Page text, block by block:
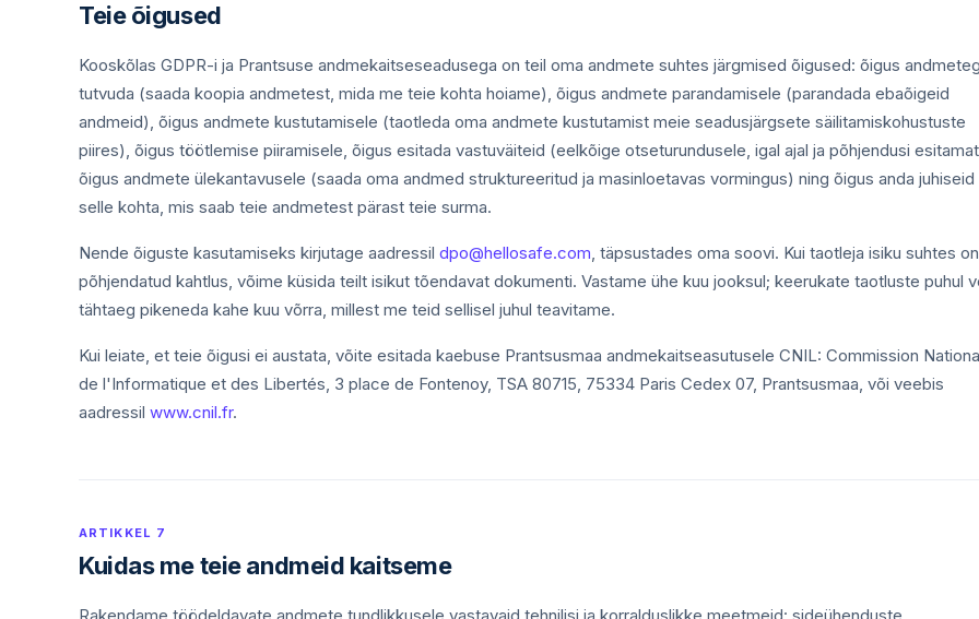
Teie õigused
Kooskõlas GDPR-i ja Prantsuse andmekaitseseadusega on teil oma andmete suhtes järgmised õigused: õigus
tutvuda (saada koopia andmetest, mida me teie kohta hoiame), õigus andmete parandamisele (parandada ebaõigeid
andmeid), õigus andmete kustutamisele (taotleda oma andmete kustutamist meie seadusjärgsete säilitamiskohustuste
piires), õigus töötlemise piiramisele, õigus esitada vastuväiteid (eelkõige otseturundusele, igal ajal ja põhjendusi
õigus andmete ülekantavusele (saada oma andmed struktureeritud ja masinloetavas vormingus) ning õigus anda juhiseid
selle kohta, mis saab teie andmetest pärast teie surma.
Nende õiguste kasutamiseks kirjutage aadressil dpo@hellosafe.com, täpsustades oma soovi. Kui taotleja isiku suhtes on
põhjendatud kahtlus, võime küsida teilt isikut tõendavat dokumenti. Vastame ühe kuu jooksul; keerukate taotluste puhul
tähtaeg pikeneda kahe kuu võrra, millest me teid sellisel juhul teavitame.
Kui leiate, et teie õigusi ei austata, võite esitada kaebuse Prantsusmaa andmekaitseasutusele CNIL: Commission
de l'Informatique et des Libertés, 3 place de Fontenoy, TSA 80715, 75334 Paris Cedex 07, Prantsusmaa, või veebis
aadressil www.cnil.fr.
ARTIKKEL 7
Kuidas me teie andmeid kaitseme